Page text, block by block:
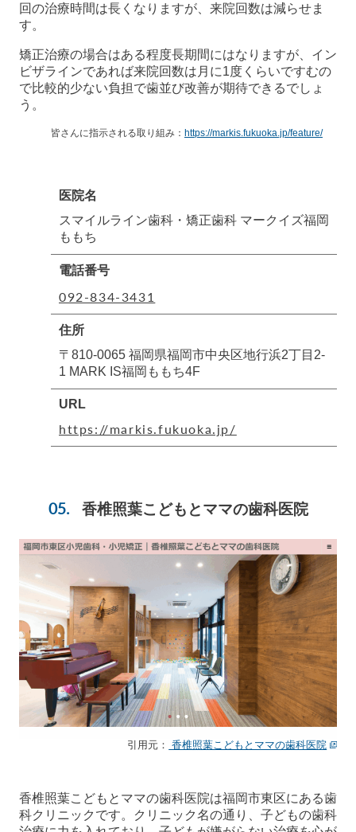
回の治療時間は長くなりますが、来院回数は減らせま
す。
矯正治療の場合はある程度長期間にはなりますが、イン
ビザラインであれば来院回数は月に1度くらいですむの
で比較的少ない負担で歯並び改善が期待できるでしょ
う。
皆さんに指示される取り組み： https://markis.fukuoka.jp/feature/
医院名
スマイルライン歯科・矯正歯科 マークイズ福岡
ももち
電話番号
092-834-3431
住所
〒810-0065 福岡県福岡市中央区地行浜2丁目2-
1 MARK IS福岡ももち4F
URL
https://markis.fukuoka.jp/
香椎照葉こどもとママの歯科医院
引用元： 香椎照葉こどもとママの歯科医院
香椎照葉こどもとママの歯科医院は福岡市東区にある歯
科クリニックです。クリニック名の通り、子どもの歯科